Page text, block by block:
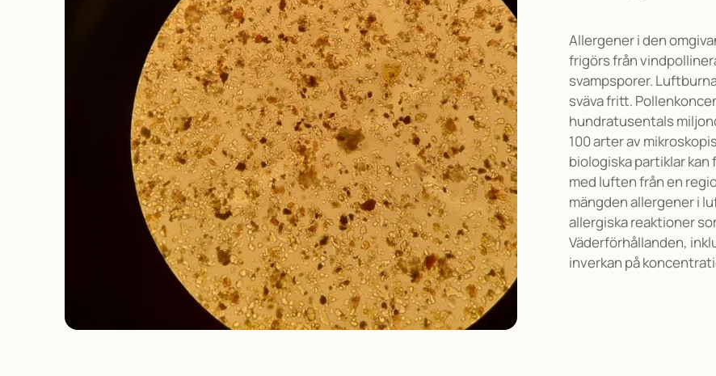
Allergener i den
frigörs frånv
svampsporer.
sväva fritt.
hundratusentals
100 arter av
biologiska partiklar
med luften från en
mängden allergener i
allergiska reaktioner
Väderförhållanden,
inverkan på